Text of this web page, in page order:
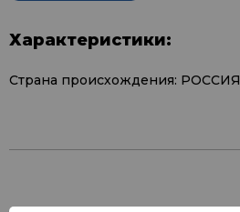
Характеристики:
Страна происхождения: РОССИЯ